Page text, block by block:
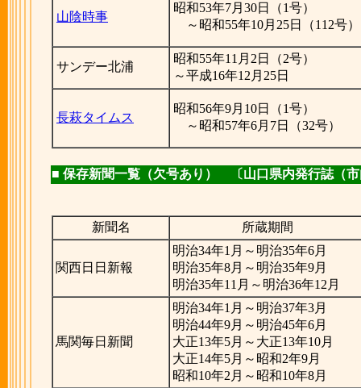
山陰時事
昭和53年7月30日（1号）
～昭和55年10月25日（112号）
サンデー北浦
昭和55年11月2日（2号）
～平成16年12月25日
長萩タイムス
昭和56年9月10日（1号）
～昭和57年6月7日（32号）
■ 保存新聞一覧（欠号あり） 〔山口県内発行誌（
新聞名 所蔵期間
関西日日新報
明治34年1月～明治35年6月
明治35年8月～明治35年9月
明治35年11月～明治36年12月
馬関毎日新聞
明治34年1月～明治37年3月
明治44年9月～明治45年6月
大正13年5月～大正13年10月
大正14年5月～昭和2年9月
昭和10年2月～昭和10年8月